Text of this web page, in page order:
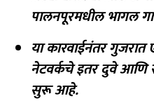
पालनपूरमधील भागल
या कारवाईनंतर
नेटवर्कचे इतर दुवे आणि
सुरू आहे.